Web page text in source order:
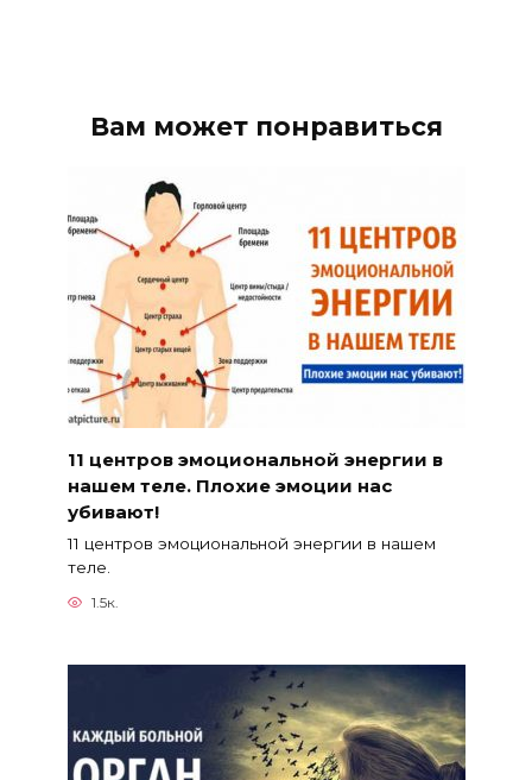
Вам может понравиться
11 центров эмоциональной энергии в
нашем теле. Плохие эмоции нас
убивают!
11 центров эмоциональной энергии в нашем
теле.
1.5к.